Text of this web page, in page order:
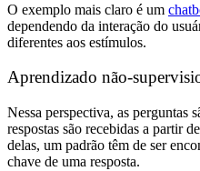
O exemplo mais claro é um
dependendo da interação do
diferentes aos estímulos.
Aprendizado não-
Nessa perspectiva, as perguntas
respostas são recebidas a partir
delas, um padrão têm de ser
chave de uma resposta.